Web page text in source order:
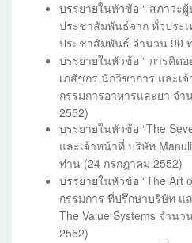
บรรยายในหัวข้อ “ สภาวะ
ประชาสัมพันธ์จาก ทั่วประ
ประชาสัมพันธ์ จำนวน 90
บรรยายในหัวข้อ “ การคิดอ
เภสัชกร นักวิชาการ และเ
กรรมการอาหารและยา จ
2552)
บรรยายในหัวข้อ “The
และเจ้าหน้าที่ บริษัท
ท่าน (24 กรกฎาคม 2552)
บรรยายในหัวข้อ “The Art
กรรมการ ที่ปรึกษาบริษัท แ
The Value Systems จำน
2552)